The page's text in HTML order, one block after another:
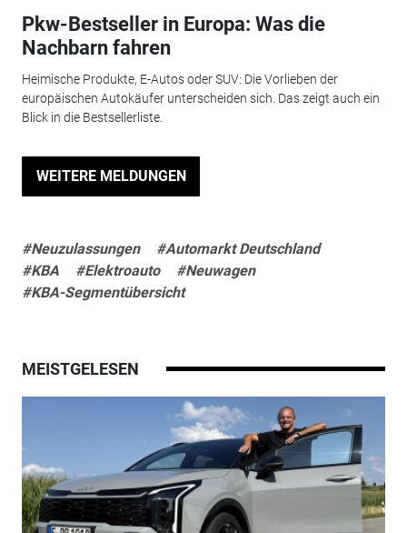
Pkw-Bestseller in Europa: Was die
Nachbarn fahren
Heimische Produkte, E-Autos oder SUV: Die Vorlieben der
europäischen Autokäufer unterscheiden sich. Das zeigt auch ein
Blick in die Bestsellerliste.
WEITERE MELDUNGEN
#Neuzulassungen
#Automarkt Deutschland
#KBA
#Elektroauto
#Neuwagen
#KBA-Segmentübersicht
MEISTGELESEN